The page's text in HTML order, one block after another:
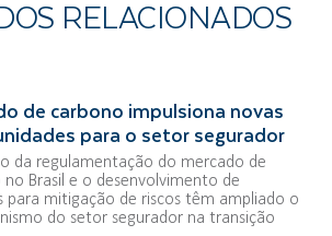
RELACIONADOS
de carbono impulsiona novas
para o setor segurador
da regulamentação do mercado de
no Brasil e o desenvolvimento de
para mitigação de riscos têm ampliado o
do setor segurador na transição